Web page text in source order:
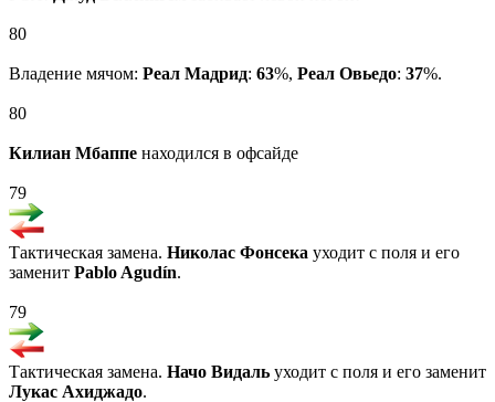
80
Владение мячом: Реал Мадрид: 63%, Реал Овьедо: 37%.
80
Килиан Мбаппе находился в офсайде
79
Тактическая замена. Николас Фонсека уходит с поля и его
заменит Pablo Agudín.
79
Тактическая замена. Начо Видаль уходит с поля и его заменит
Лукас Ахиджадо.